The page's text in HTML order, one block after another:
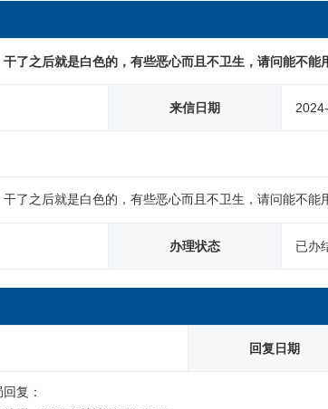
了之后就是白色的，有些恶心而且不卫生，请问能不能
来信日期
了之后就是白色的，有些恶心而且不卫生，请问能不能
办理状态 已办
回复日期
复：